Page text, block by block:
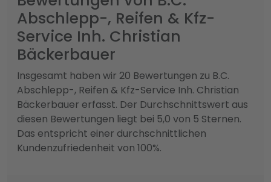
Abschlepp-, Reifen & Kfz-
Service Inh. Christian
Bäckerbauer
Insgesamt haben wir 20 Bewertungen zu B.C.
Abschlepp-, Reifen & Kfz-Service Inh. Christian
Bäckerbauer erfasst. Der Durchschnittswert aus
diesen Bewertungen liegt bei 5,0 von 5 Sternen.
Das entspricht einer durchschnittlichen
Kundenzufriedenheit von 100%.